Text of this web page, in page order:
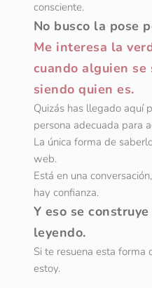
consciente.
No busco la pose
Me interesa la
cuando alguien se
siendo quien es.
Quizás has llegado aquí
persona adecuada para
La única forma de
web.
Está en una
hay confianza.
Y eso se
leyendo.
Si te resuena esta forma
estoy.